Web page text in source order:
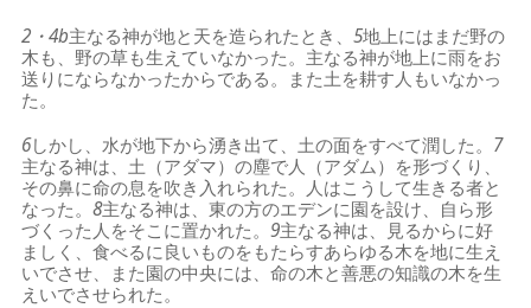
2・4b主なる神が地と天を造られたとき、5地上にはまだ野の
木も、野の草も生えていなかった。主なる神が地上に雨をお
送りにならなかったからである。また土を耕す人もいなかっ
た。
6しかし、水が地下から湧き出て、土の面をすべて潤した。 7
主なる神は、土（アダマ）の塵で人（アダム）を形づくり、
その鼻に命の息を吹き入れられた。人はこうして生きる者と
なった。8主なる神は、東の方のエデンに園を設け、自ら形
づくった人をそこに置かれた。9主なる神は、見るからに好
ましく、食べるに良いものをもたらすあらゆる木を地に生え
いでさせ、また園の中央には、命の木と善悪の知識の木を生
えいでさせられた。